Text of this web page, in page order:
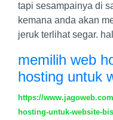
tapi sesampainya di
kemana anda akan
jeruk terlihat segar.
memilih web
hosting untuk
https://
hosting-untuk-website-